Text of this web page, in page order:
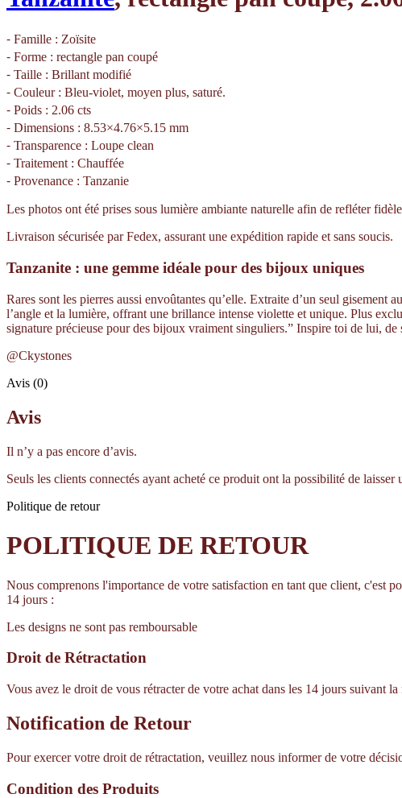
⁃ Famille : Zoïsite
⁃ Forme : rectangle pan coupé
⁃ Taille : Brillant modifié
⁃ Couleur : Bleu-violet, moyen plus, saturé.
⁃ Poids : 2.06 cts
⁃ Dimensions : 8.53×4.76×5.15 mm
⁃ Transparence : Loupe clean
⁃ Traitement : Chauffée
⁃ Provenance : Tanzanie
Les photos ont été prises sous lumière ambiante naturelle afin de refléter
Livraison sécurisée par Fedex, assurant une expédition rapide et sans soucis.
Tanzanite : une gemme idéale pour des bijoux uniques
Rares sont les pierres aussi envoûtantes qu’elle. Extraite d’un seul
l’angle et la lumière, offrant une brillance intense violette et unique. Plus
signature précieuse pour des bijoux vraiment singuliers.” Inspire toi de lui, de
@Ckystones
Avis (0)
Avis
Il n’y a pas encore d’avis.
Seuls les clients connectés ayant acheté ce produit ont la possibilité de laisser
Politique de retour
POLITIQUE DE RETOUR
Nous comprenons l'importance de votre satisfaction en tant que client, c'est
14 jours :
Les designs ne sont pas remboursable
Droit de Rétractation
Vous avez le droit de vous rétracter de votre achat dans les 14 jours suivant
Notification de Retour
Pour exercer votre droit de rétractation, veuillez nous informer de votre
Condition des Produits